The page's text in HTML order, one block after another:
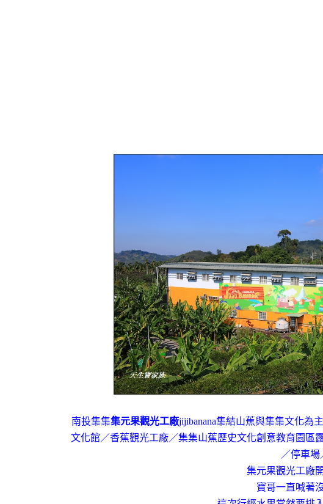
南投集集集元果觀光工廠jijibanana集結山蕉與集集文化為
文化館／香蕉觀光工廠／集集山蕉歷史文化創意教育園區
／停車場
集元果觀光工廠
寶哥一直喊著